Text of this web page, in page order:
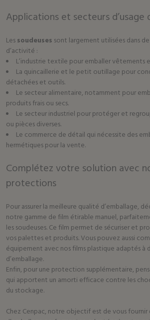
Applications et secteurs d’usage
Lessoudeuses sont largement utilisées dans
d’activité :
L’industrie textile pour emballer vêtements
La quincaillerie et le petit outillage pour
détachées et outils.
Le secteur alimentaire, notamment pour
produits frais ou secs.
Le secteur industriel pour protéger et
ou pièces diverses.
Le commerce de détail qui nécessite des
hermétiques pour la vente.
Complétez votre solution avec
protections
Pour assurer la meilleure qualité d’emballage,
notre gamme de film étirable manuel,
les soudeuses. Ce film permet de sécuriser et
vos palettes et produits. Vous pouvez aussi
équipement avec nosfilms plastique adaptés à
d’emballage.
Enfin, pour une protection supplémentaire,
qui apportent un amorti efficace contre les
du stockage.
Chez Cenpac, notre objectif est de vous fournir